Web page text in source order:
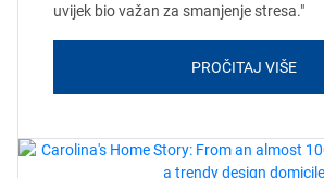
uvijek bio važan za smanjenje stresa."
PROČITAJ VIŠE